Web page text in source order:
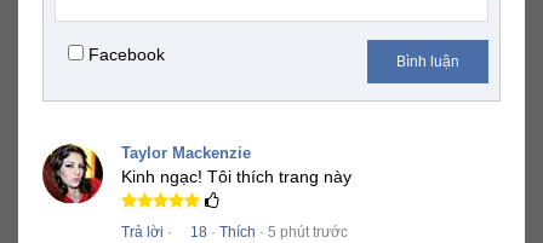
Facebook Bình luận
Taylor Mackenzie
Kinh ngạc! Tôi thích trang này
Trả lời · 18 · Thích · 5 phút trước